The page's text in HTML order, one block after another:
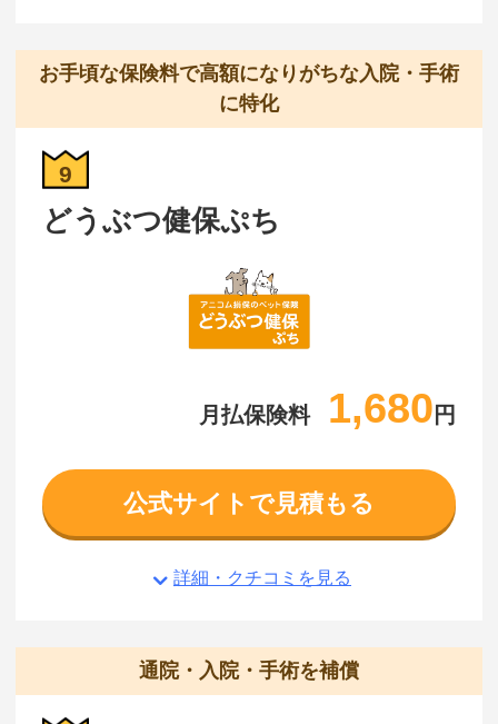
お手頃な保険料で高額になりがちな入院・手術
に特化
9
どうぶつ健保ぷち
月払保険料 1,680 円
公式サイトで見積もる
詳細・クチコミを見る
通院・入院・手術を補償